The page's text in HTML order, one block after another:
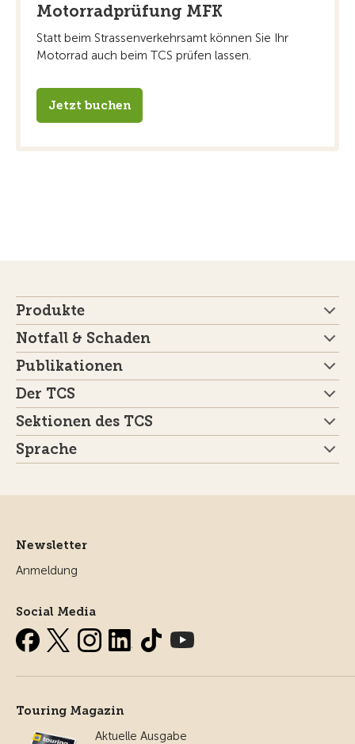
Motorradprüfung MFK
Statt beim Strassenverkehrsamt können Sie Ihr
Motorrad auch beim TCS prüfen lassen.
Jetzt buchen
Produkte
Notfall & Schaden
Publikationen
Der TCS
Sektionen des TCS
Sprache
Newsletter
Anmeldung
Social Media
Touring Magazin
Aktuelle Ausgabe